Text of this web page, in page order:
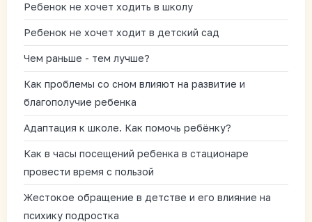
Ребенок не хочет ходить в школу
Ребенок не хочет ходит в детский сад
Чем раньше - тем лучше?
Как проблемы со сном влияют на развитие и
благополучие ребенка
Адаптация к школе. Как помочь ребёнку?
Как в часы посещений ребенка в стационаре
провести время с пользой
Жестокое обращение в детстве и его влияние на
психику подростка